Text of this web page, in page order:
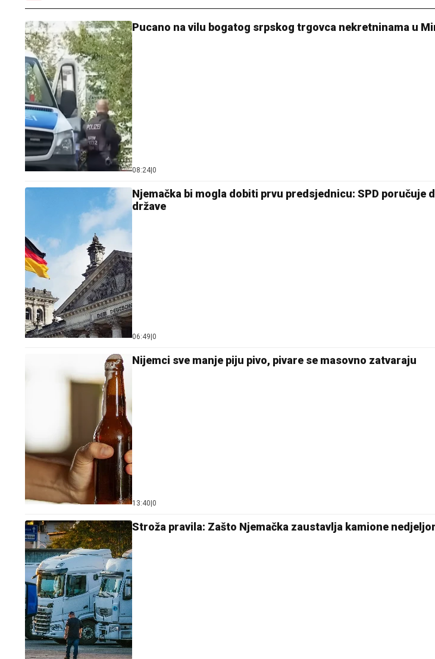
Pucano na vilu bogatog srpskog trgovca nekretninama u
08:24 0
Njemačka bi mogla dobiti prvu predsjednicu: SPD poručuje
države
06:49 0
Nijemci sve manje piju pivo, pivare se masovno zatvaraju
13:40 0
Stroža pravila: Zašto Njemačka zaustavlja kamione